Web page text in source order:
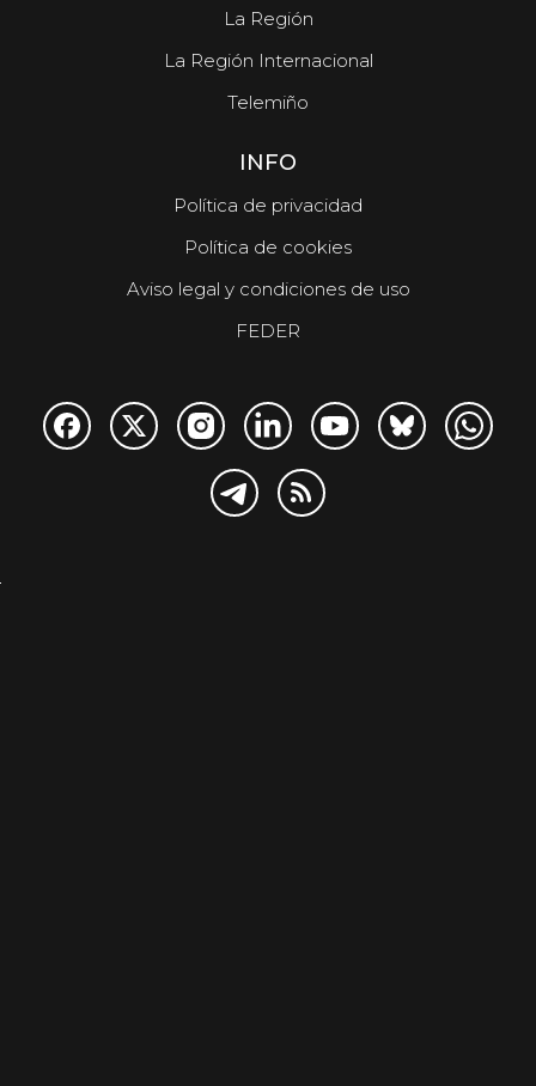
La Región
La Región Internacional
Telemiño
INFO
Política de privacidad
Política de cookies
Aviso legal y condiciones de uso
FEDER